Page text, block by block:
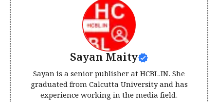
Sayan Maity
Sayan is a senior publisher at HCBL.IN. She
graduated from Calcutta University and has
experience working in the media field.